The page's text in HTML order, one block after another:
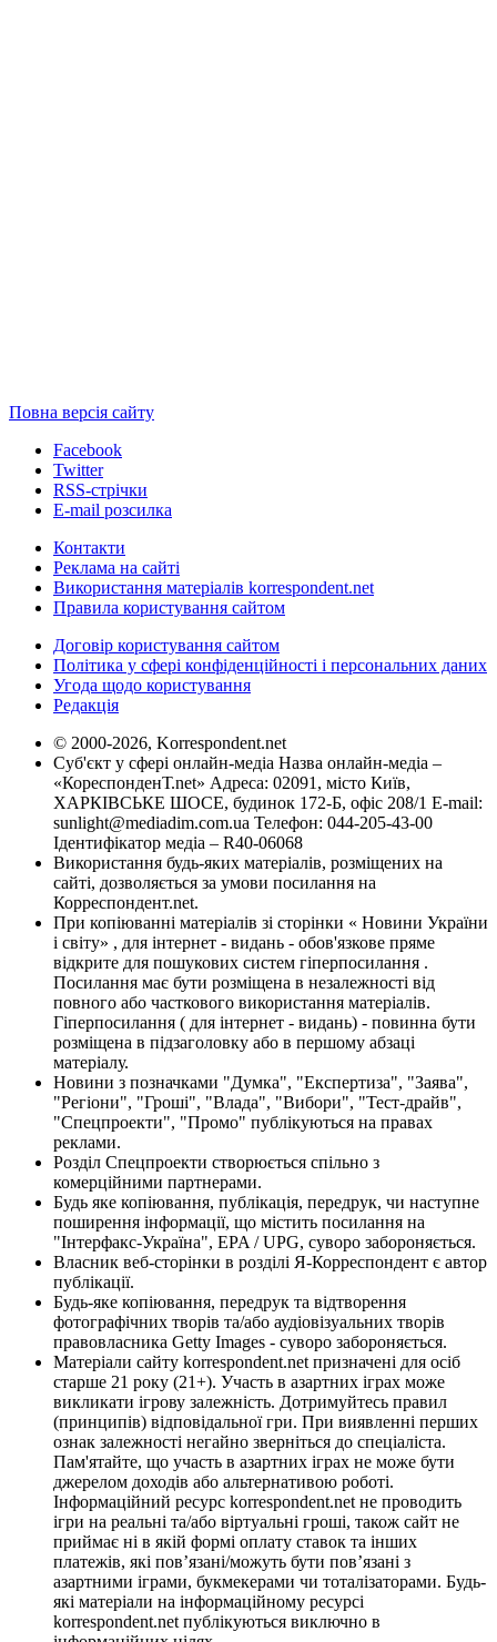
Повна версія сайту
Facebook
Twitter
RSS-стрічки
E-mail розсилка
Контакти
Реклама на сайті
Використання матеріалів korrespondent.net
Правила користування сайтом
Договір користування сайтом
Політика у сфері конфіденційності і персональних даних
Угода щодо користування
Редакція
© 2000-2026, Korrespondent.net
Суб'єкт у сфері онлайн-медіа Назва онлайн-медіа –
«КореспонденТ.net» Адреса: 02091, місто Київ,
ХАРКІВСЬКЕ ШОСЕ, будинок 172-Б, офіс 208/1 E-mail:
sunlight@mediadim.com.ua Телефон: 044-205-43-00
Ідентифікатор медіа – R40-06068
Використання будь-яких матеріалів, розміщених на
сайті, дозволяється за умови посилання на
Корреспондент.net.
При копіюванні матеріалів зі сторінки « Новини України
і світу» , для інтернет - видань - обов'язкове пряме
відкрите для пошукових систем гіперпосилання .
Посилання має бути розміщена в незалежності від
повного або часткового використання матеріалів.
Гіперпосилання ( для інтернет - видань) - повинна бути
розміщена в підзаголовку або в першому абзаці
матеріалу.
Новини з позначками "Думка", "Експертиза", "Заява",
"Регіони", "Гроші", "Влада", "Вибори", "Тест-драйв",
"Спецпроекти", "Промо" публікуються на правах
реклами.
Розділ Спецпроекти створюється спільно з
комерційними партнерами.
Будь яке копіювання, публікація, передрук, чи наступне
поширення інформації, що містить посилання на
"Інтерфакс-Україна", EPA / UPG, суворо забороняється.
Власник веб-сторінки в розділі Я-Корреспондент є автор
публікації.
Будь-яке копіювання, передрук та відтворення
фотографічних творів та/або аудіовізуальних творів
правовласника Getty Images - суворо забороняється.
Матеріали сайту korrespondent.net призначені для осіб
старше 21 року (21+). Участь в азартних іграх може
викликати ігрову залежність. Дотримуйтесь правил
(принципів) відповідальної гри. При виявленні перших
ознак залежності негайно зверніться до спеціаліста.
Пам'ятайте, що участь в азартних іграх не може бути
джерелом доходів або альтернативою роботі.
Інформаційний ресурс korrespondent.net не проводить
ігри на реальні та/або віртуальні гроші, також сайт не
приймає ні в якій формі оплату ставок та інших
платежів, які пов’язані/можуть бути пов’язані з
азартними іграми, букмекерами чи тоталізаторами. Будь-
які матеріали на інформаційному ресурсі
korrespondent.net публікуються виключно в